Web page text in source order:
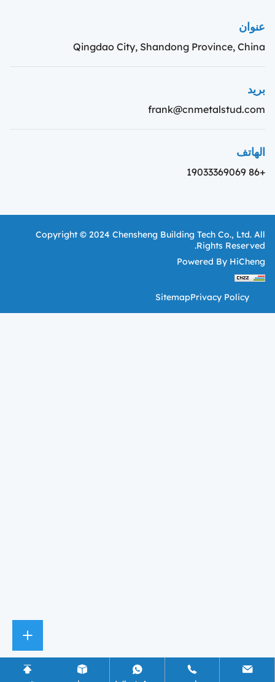
عنوان
Qingdao City, Shandong Province, China
بريد
frank@cnmetalstud.com
الهاتف
+86 19033369069
Copyright © 2024 Chensheng Building Tech Co., Ltd. All
Rights Reserved.
Powered By HiCheng
Privacy Policy
Sitemap